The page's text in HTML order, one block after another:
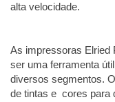
alta velocidade.
As impressoras Elried
ser uma ferramenta
diversos segmentos.
de tintas e cores para